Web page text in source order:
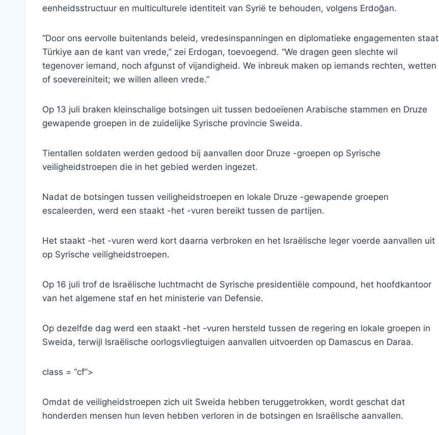
eenheidsstructuur en multiculturele identiteit van Syrië te behouden, volgens Erdoğan.
“Door ons eervolle buitenlands beleid, vredesinspanningen en diplomatieke engagementen staat
Türkiye aan de kant van vrede,” zei Erdogan, toevoegend. “We dragen geen slechte wil
tegenover iemand, noch afgunst of vijandigheid. We inbreuk maken op iemands rechten, wetten
of soevereiniteit; we willen alleen vrede.”
Op 13 juli braken kleinschalige botsingen uit tussen bedoeïenen Arabische stammen en Druze
gewapende groepen in de zuidelijke Syrische provincie Sweida.
Tientallen soldaten werden gedood bij aanvallen door Druze -groepen op Syrische
veiligheidstroepen die in het gebied werden ingezet.
Nadat de botsingen tussen veiligheidstroepen en lokale Druze -gewapende groepen
escaleerden, werd een staakt -het -vuren bereikt tussen de partijen.
Het staakt -het -vuren werd kort daarna verbroken en het Israëlische leger voerde aanvallen uit
op Syrische veiligheidstroepen.
Op 16 juli trof de Israëlische luchtmacht de Syrische presidentiële compound, het hoofdkantoor
van het algemene staf en het ministerie van Defensie.
Op dezelfde dag werd een staakt -het -vuren hersteld tussen de regering en lokale groepen in
Sweida, terwijl Israëlische oorlogsvliegtuigen aanvallen uitvoerden op Damascus en Daraa.
class = “cf”>
Omdat de veiligheidstroepen zich uit Sweida hebben teruggetrokken, wordt geschat dat
honderden mensen hun leven hebben verloren in de botsingen en Israëlische aanvallen.